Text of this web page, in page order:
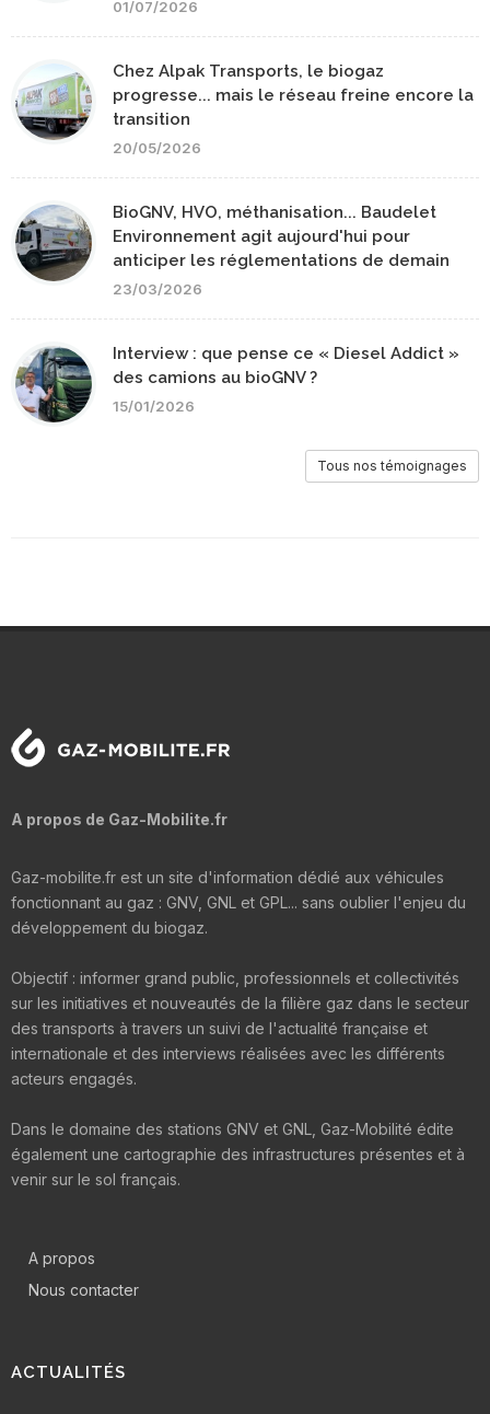
01/07/2026
Chez Alpak Transports, le biogaz
progresse... mais le réseau freine encore la
transition
20/05/2026
BioGNV, HVO, méthanisation... Baudelet
Environnement agit aujourd'hui pour
anticiper les réglementations de demain
23/03/2026
Interview : que pense ce « Diesel Addict »
des camions au bioGNV ?
15/01/2026
Tous nos témoignages
A propos de Gaz-Mobilite.fr
Gaz-mobilite.fr est un site d'information dédié aux véhicules
fonctionnant au gaz : GNV, GNL et GPL... sans oublier l'enjeu du
développement du biogaz.
Objectif : informer grand public, professionnels et collectivités
sur les initiatives et nouveautés de la filière gaz dans le secteur
des transports à travers un suivi de l'actualité française et
internationale et des interviews réalisées avec les différents
acteurs engagés.
Dans le domaine des stations GNV et GNL, Gaz-Mobilité édite
également une cartographie des infrastructures présentes et à
venir sur le sol français.
A propos
Nous contacter
ACTUALITÉS